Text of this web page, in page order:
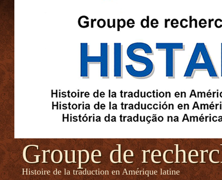
Groupe de
Histoire de la traduction en Amérique latine